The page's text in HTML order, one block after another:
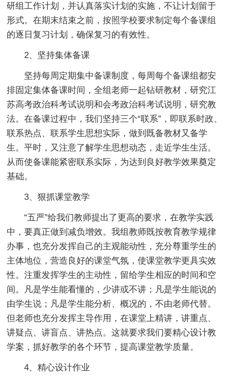
研组工作计划，并认真落实计划的实施，不让计划留于
形式。在期末结束之前，按照学校要求制定每个备课组
的逐日复习计划，确保复习的有效性。
2、坚持集体备课
坚持每周定期集中备课制度，每周每个备课组都安
排固定集体备课时间，全组老师一起钻研教材，研究江
苏高考政治科考试说明和会考政治科考试说明，研究教
法。在备课过程中，我们坚持三个“联系”，即联系时政、
联系热点、联系学生思想实际，做到既备教材又备学
生。平时，又注意了解学生思想动态，走近学生生活。
从而使备课能紧密联系实际，为达到良好教学效果奠定
基础。
3、狠抓课堂教学
“五严”给我们教师提出了更高的要求，在教学实践
中，要真正做到减负增效。我组教师既按教育教学规律
办事，也充分发挥自己的主观能动性，充分尊重学生的
主体地位，营造良好的课堂气氛，使课堂教学更具实效
性。注重发挥学生的主动性，留给学生相应的时间和空
间。凡是学生能看懂的，少讲或不讲；凡是学生能说的
由学生说；凡是学生能分析、概况的，不由老师代替。
但老师也充分发挥主导作用，在课堂上精讲，讲重点、
讲疑点、讲盲点、讲热点。这就要求我们要精心设计教
学案，抓好教学的各个环节，提高课堂教学质量。
4、精心设计作业